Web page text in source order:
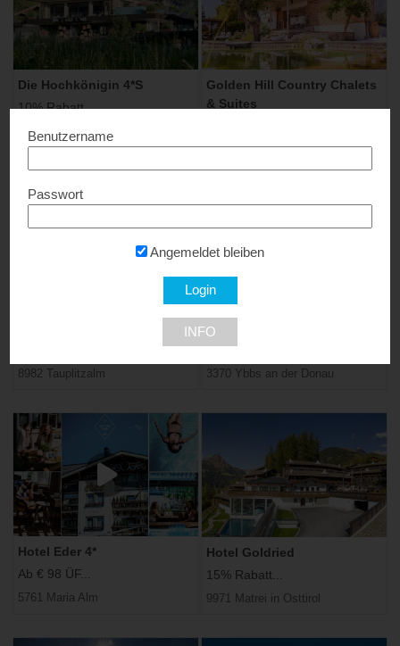
Die Hochkönigin 4*S
10% Rabatt...
5761 Maria Alm
Golden Hill Country Chalets
& Suites
8505 St. Nikolai im Sausal
8982 Tauplitzalm
Hotel Donau Lodge 4*
10 % Rabatt...
3370 Ybbs an der Donau
Hotel Eder 4*
Ab € 98 ÜF...
5761 Maria Alm
Hotel Goldried
15% Rabatt...
9971 Matrei in Osttirol
Benutzername
Passwort
Angemeldet bleiben
INFO